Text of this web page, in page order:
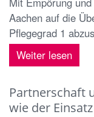
Aachen auf die
Pflegegrad 1
Weiter lesen
Partnerschaft
wie der